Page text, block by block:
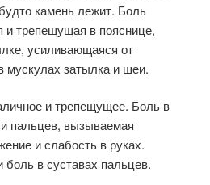
камень лежит. Боль
трепещущая в пояснице,
усиливающаяся от
мускулах затылка и шеи.
и трепещущее. Боль в
пальцев, вызываемая
и слабость в руках.
в суставах пальцев.